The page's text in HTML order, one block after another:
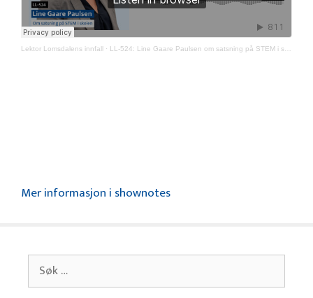
Lektor Lomsdalens innfall · LL-524: Line Gaare Paulsen om satsning på STEM i skolen
Mer informasjon i shownotes
Søk
etter: